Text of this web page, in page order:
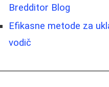
Bredditor Blog
Efikasne metode za
vodič